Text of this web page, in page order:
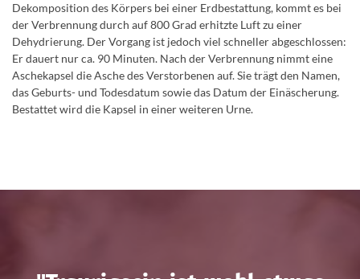
Dekomposition des Körpers bei einer Erdbestattung, kommt es bei
der Verbrennung durch auf 800 Grad erhitzte Luft zu einer
Dehydrierung. Der Vorgang ist jedoch viel schneller abgeschlossen:
Er dauert nur ca. 90 Minuten. Nach der Verbrennung nimmt eine
Aschekapsel die Asche des Verstorbenen auf. Sie trägt den Namen,
das Geburts- und Todesdatum sowie das Datum der Einäscherung.
Bestattet wird die Kapsel in einer weiteren Urne.